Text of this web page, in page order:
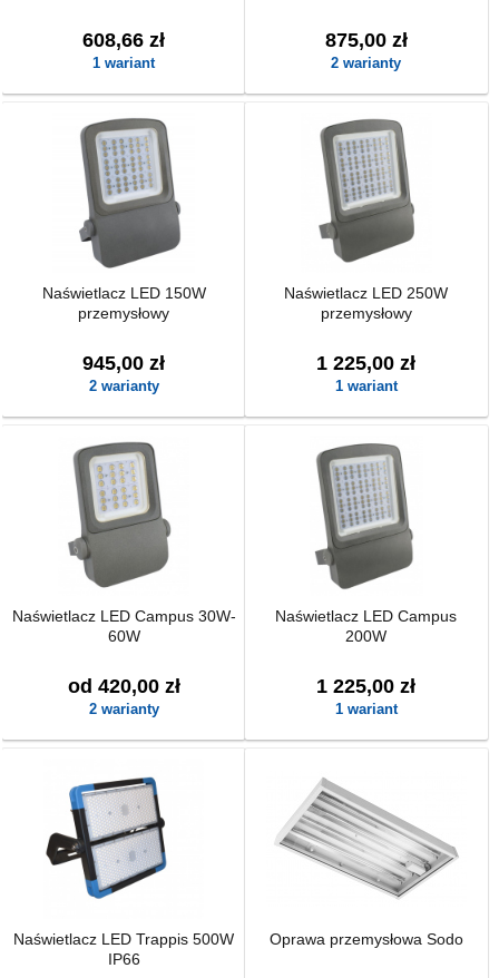
608,66 zł
1 wariant
875,00 zł
2 warianty
Naświetlacz LED 150W
przemysłowy
945,00 zł
2 warianty
Naświetlacz LED 250W
przemysłowy
1 225,00 zł
1 wariant
Naświetlacz LED Campus 30W-
60W
od 420,00 zł
2 warianty
Naświetlacz LED Campus
200W
1 225,00 zł
1 wariant
Naświetlacz LED Trappis 500W
IP66
Oprawa przemysłowa Sodo